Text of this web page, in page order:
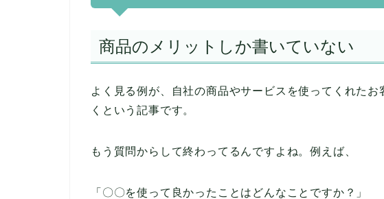
商品のメリットしか書いていない
よく見る例が、自社の商品やサービスを使ってくれた
くという記事です。
もう質問からして終わってるんですよね。例えば、
「〇〇を使って良かったことはどんなことですか？」